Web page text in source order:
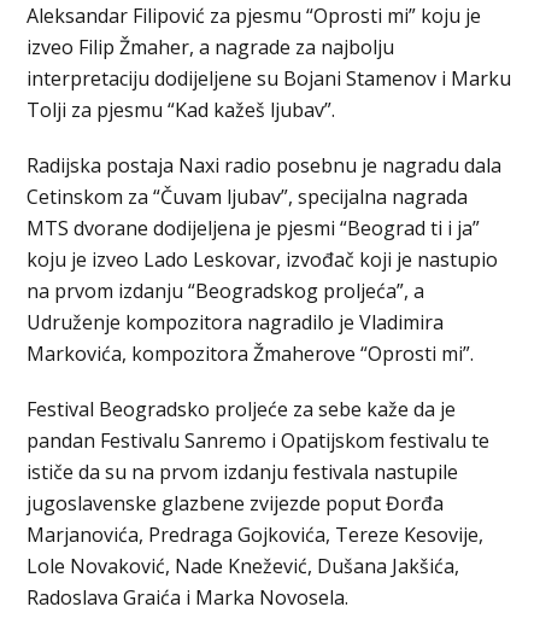
Aleksandar Filipović za pjesmu “Oprosti mi” koju je
izveo Filip Žmaher, a nagrade za najbolju
interpretaciju dodijeljene su Bojani Stamenov i Marku
Tolji za pjesmu “Kad kažeš ljubav”.
Radijska postaja Naxi radio posebnu je nagradu dala
Cetinskom za “Čuvam ljubav”, specijalna nagrada
MTS dvorane dodijeljena je pjesmi “Beograd ti i ja”
koju je izveo Lado Leskovar, izvođač koji je nastupio
na prvom izdanju “Beogradskog proljeća”, a
Udruženje kompozitora nagradilo je Vladimira
Markovića, kompozitora Žmaherove “Oprosti mi”.
Festival Beogradsko proljeće za sebe kaže da je
pandan Festivalu Sanremo i Opatijskom festivalu te
ističe da su na prvom izdanju festivala nastupile
jugoslavenske glazbene zvijezde poput Đorđa
Marjanovića, Predraga Gojkovića, Tereze Kesovije,
Lole Novaković, Nade Knežević, Dušana Jakšića,
Radoslava Graića i Marka Novosela.